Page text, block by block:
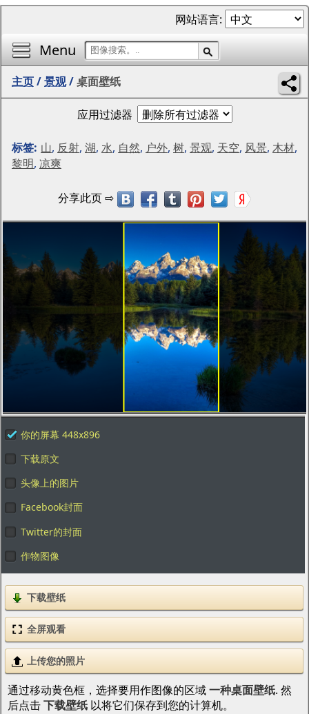
Menu
网站语言:
主页/景观/桌面壁纸
应用过滤器
标签: 山, 反射, 湖, 水, 自然, 户外, 树, 景观, 天空, 风景, 木材,
黎明, 凉爽
你的屏幕 448x896
下载原文
头像上的图片
Facebook封面
Twitter的封面
作物图像
下载壁纸
全屏观看
上传您的照片
通过移动黄色框，选择要用作图像的区域一种桌面壁纸. 然
后点击下载壁纸以将它们保存到您的计算机。